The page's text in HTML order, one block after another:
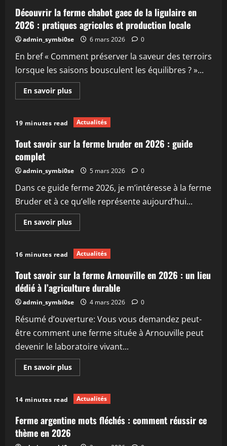
de
la
borde
:
un
modèle
d’agriculture
durable
2026
Découvrir la ferme chabot gaec de la ligulaire en
2026 : pratiques agricoles et production locale
admin_symbi0se 6 mars 2026 0
En bref « Comment préserver la saveur des terroirs
lorsque les saisons bousculent les équilibres ? »...
En savoir plusEn
savoir
Découvrir
la
chabot
gaec
ligulaire
en
2026
:
pratiques
agricoles
locale
19 minutes read Actualités
Tout savoir sur la ferme bruder en 2026 : guide
complet
admin_symbi0se 5 mars 2026 0
Dans ce guide ferme 2026, je m’intéresse à la ferme
Bruder et à ce qu’elle représente aujourd’hui...
En savoir plusEn
savoir
Tout
savoir
la
ferme
bruder
en
2026
:
complet
16 minutes read Actualités
Tout savoir sur la ferme Arnouville en 2026 : un lieu
dédié à l’agriculture durable
admin_symbi0se 4 mars 2026 0
Résumé d’ouverture: Vous vous demandez peut-
être comment une ferme située à Arnouville peut
devenir le laboratoire vivant...
En savoir plusEn
savoir
Tout
savoir
la
ferme
14 minutes read Actualités
Ferme argentine mots fléchés : comment réussir ce
thème en 2026